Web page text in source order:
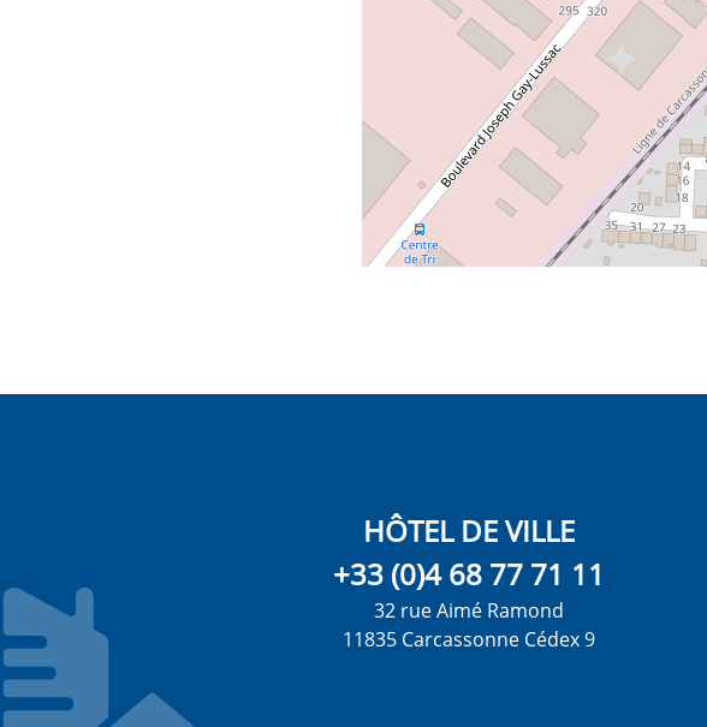
HÔTEL DE VILLE
+33 (0)4 68 77 71 11
32 rue Aimé Ramond
11835 Carcassonne Cédex 9